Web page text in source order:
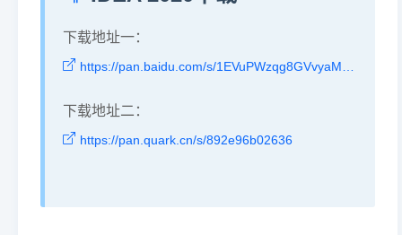
下载地址一：
https://pan.baidu.com/s/1EVuPWzqg8GVvyaM7YheXxQ?pwd=atbq
下载地址二：
https://pan.quark.cn/s/892e96b02636